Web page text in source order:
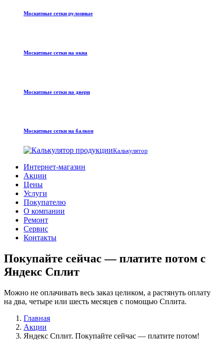
Москитные сетки рулонные
Москитные сетки на окна
Москитные сетки на двери
Москитные сетки на балкон
Калькулятор
Интернет-магазин
Акции
Цены
Услуги
Покупателю
О компании
Ремонт
Сервис
Контакты
Покупайте сейчас —платите потом c
Яндекс Сплит
Можно не оплачивать весь заказ целиком, а растянуть оплату
на два, четыре или шесть месяцев с помощью Сплита.
Главная
Акции
Яндекс Сплит. Покупайте сейчас — платите потом!